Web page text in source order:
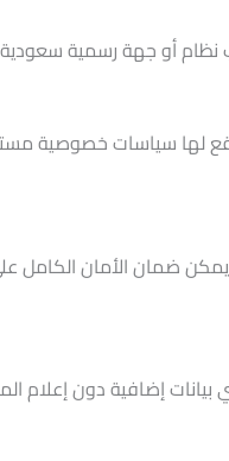
أو جهة رسمية سعودية،
لها سياسات خصوصية
ضمان الأمان الكامل
إضافية دون